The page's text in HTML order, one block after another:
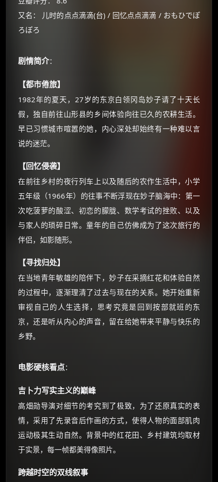
又名： 儿时的点点滴滴(台) / 回忆点点滴滴 / おもひでぽ
ろぽろ
剧情简介：
【都市倦旅】
1982年的夏天，27岁的东京白领冈岛妙子请了十天长
假，独自前往山形县的乡间体验向往已久的农耕生活。
早已习惯城市喧嚣的她，内心深处却始终有一种难以言
说的迷茫。
【回忆侵袭】
在前往乡村的夜行列车上以及随后的农作生活中，小学
五年级（1966年）的往事不断浮现在妙子脑海中：第一
次吃菠萝的酸涩、初恋的朦胧、数学考试的挫败、以及
与家人的琐碎日常。童年的自己仿佛成为了这次旅行的
伴侣，如影随形。
【寻找归处】
在当地青年敏雄的陪伴下，妙子在采摘红花和体验自然
的过程中，逐渐理清了过去与现在的关系。她开始重新
审视自己的人生选择，思考究竟是回到按部就班的东
京，还是听从内心的声音，留在给她带来平静与快乐的
乡野。
电影硬核看点：
吉卜力写实主义的巅峰
高畑勋导演对细节的考究到了极致，为了还原真实的表
情，采用了先录音后作画的方式，使得人物的面部肌肉
运动极其生动自然。背景中的红花田、乡村建筑均取材
于实景，每一帧都美得像照片。
跨越时空的双线叙事
朋友们辛苦了 💦
你需要的各种会员，都可低价购买！
如夸克12个月送14天 最低75元！
价格有浮动，请直接搜索查最低价！
⚡ 前往【大淘客】领红包